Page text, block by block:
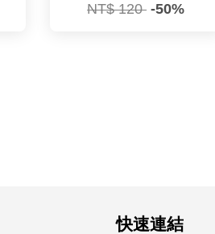
NT$ 120 -50%
快速連結